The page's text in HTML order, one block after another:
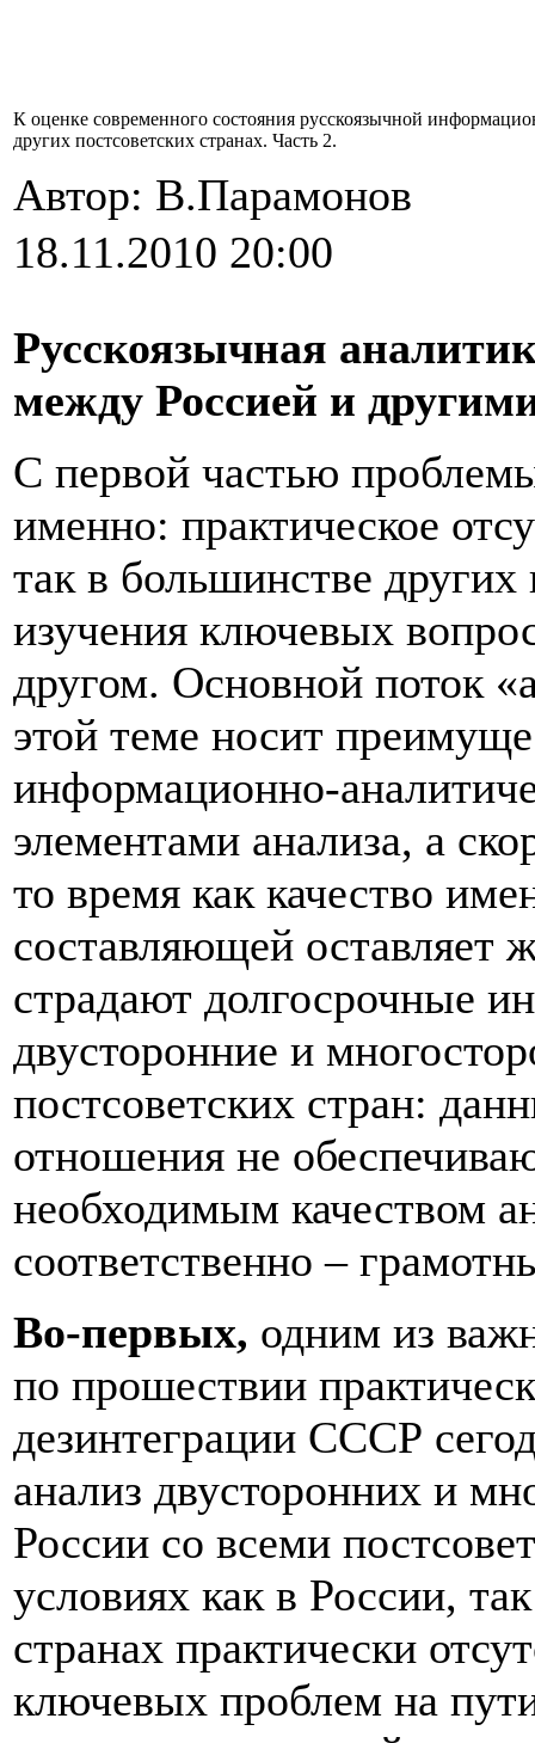
К оценке современного состояния русскоязычной
других постсоветских странах. Часть 2.
Автор: В.Парамонов
18.11.2010 20:00
Русскоязычная
между Россией и
С первой частью
именно: практическое
так в большинстве других
изучения ключевых
другом. Основной поток
этой теме носит
информационно-
элементами анализа, а
то время как качество
составляющей оставляет
страдают долгосрочные
двусторонние и
постсоветских стран:
отношения не
необходимым качеством
соответственно –
Во-первых, одним из
по прошествии
дезинтеграции СССР
анализ двусторонних и
России со всеми
условиях как в России,
странах практически
ключевых проблем на